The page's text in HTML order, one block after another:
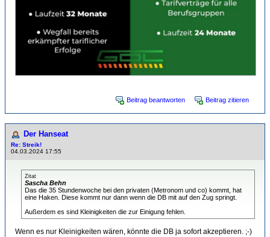
Beitrag beantworten Beitrag zitieren
Der Hanseat
Re: Streik!
04.03.2024 17:55
Zitat
Sascha Behn
Das die 35 Stundenwoche bei den privaten (Metronom und co) kommt, hat
eine Haken. Diese kommt nur dann wenn die DB mit auf den Zug springt.
Außerdem es sind Kleinigkeiten die zur Einigung fehlen.
Wenn es nur Kleinigkeiten wären, könnte die DB ja sofort akzeptieren. ;-)